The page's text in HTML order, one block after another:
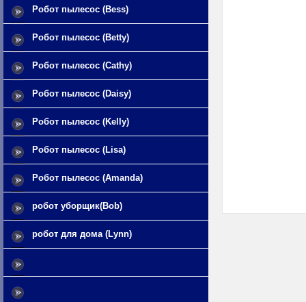
Робот пылесос (Bess)
Робот пылесос (Betty)
Робот пылесос (Cathy)
Робот пылесос (Daisy)
Робот пылесос (Kelly)
Робот пылесос (Lisa)
Робот пылесос (Amanda)
робот уборщик(Bob)
робот для дома (Lynn)